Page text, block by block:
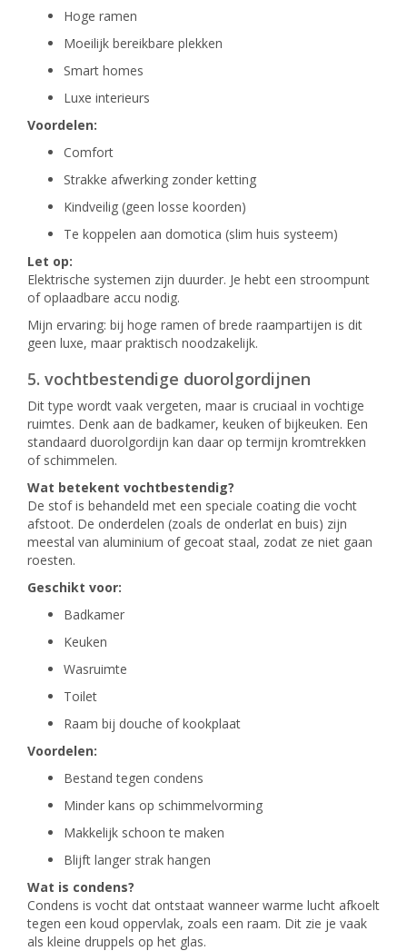
Hoge ramen
Moeilijk bereikbare plekken
Smart homes
Luxe interieurs
Voordelen:
Comfort
Strakke afwerking zonder ketting
Kindveilig (geen losse koorden)
Te koppelen aan domotica (slim huis systeem)
Let op:
Elektrische systemen zijn duurder. Je hebt een stroompunt
of oplaadbare accu nodig.
Mijn ervaring: bij hoge ramen of brede raampartijen is dit
geen luxe, maar praktisch noodzakelijk.
5. vochtbestendige duorolgordijnen
Dit type wordt vaak vergeten, maar is cruciaal in vochtige
ruimtes. Denk aan de badkamer, keuken of bijkeuken. Een
standaard duorolgordijn kan daar op termijn kromtrekken
of schimmelen.
Wat betekent vochtbestendig?
De stof is behandeld met een speciale coating die vocht
afstoot. De onderdelen (zoals de onderlat en buis) zijn
meestal van aluminium of gecoat staal, zodat ze niet gaan
roesten.
Geschikt voor:
Badkamer
Keuken
Wasruimte
Toilet
Raam bij douche of kookplaat
Voordelen:
Bestand tegen condens
Minder kans op schimmelvorming
Makkelijk schoon te maken
Blijft langer strak hangen
Wat is condens?
Condens is vocht dat ontstaat wanneer warme lucht afkoelt
tegen een koud oppervlak, zoals een raam. Dit zie je vaak
als kleine druppels op het glas.